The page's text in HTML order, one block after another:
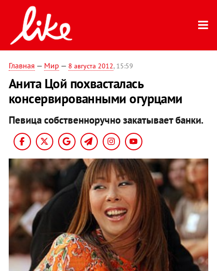
Главная — Мир — 8 августа 2012, 15:59
Анита Цой похвасталась
консервированными огурцами
Певица собственноручно закатывает банки.